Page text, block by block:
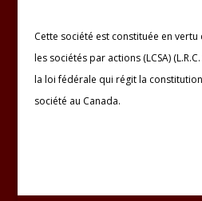
Cette société est constituée en
les sociétés par actions (LCSA)
la loi fédérale qui régit la
société au Canada.